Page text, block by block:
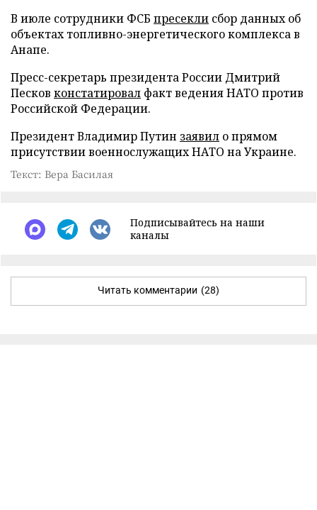
В июле сотрудники ФСБ пресекли сбор данных об
объектах топливно-энергетического комплекса в
Анапе.
Пресс-секретарь президента России Дмитрий
Песков констатировал факт ведения НАТО против
Российской Федерации.
Президент Владимир Путин заявил о прямом
присутствии военнослужащих НАТО на Украине.
Текст: Вера Басилая
Подписывайтесь на наши
каналы
Читать комментарии (28)